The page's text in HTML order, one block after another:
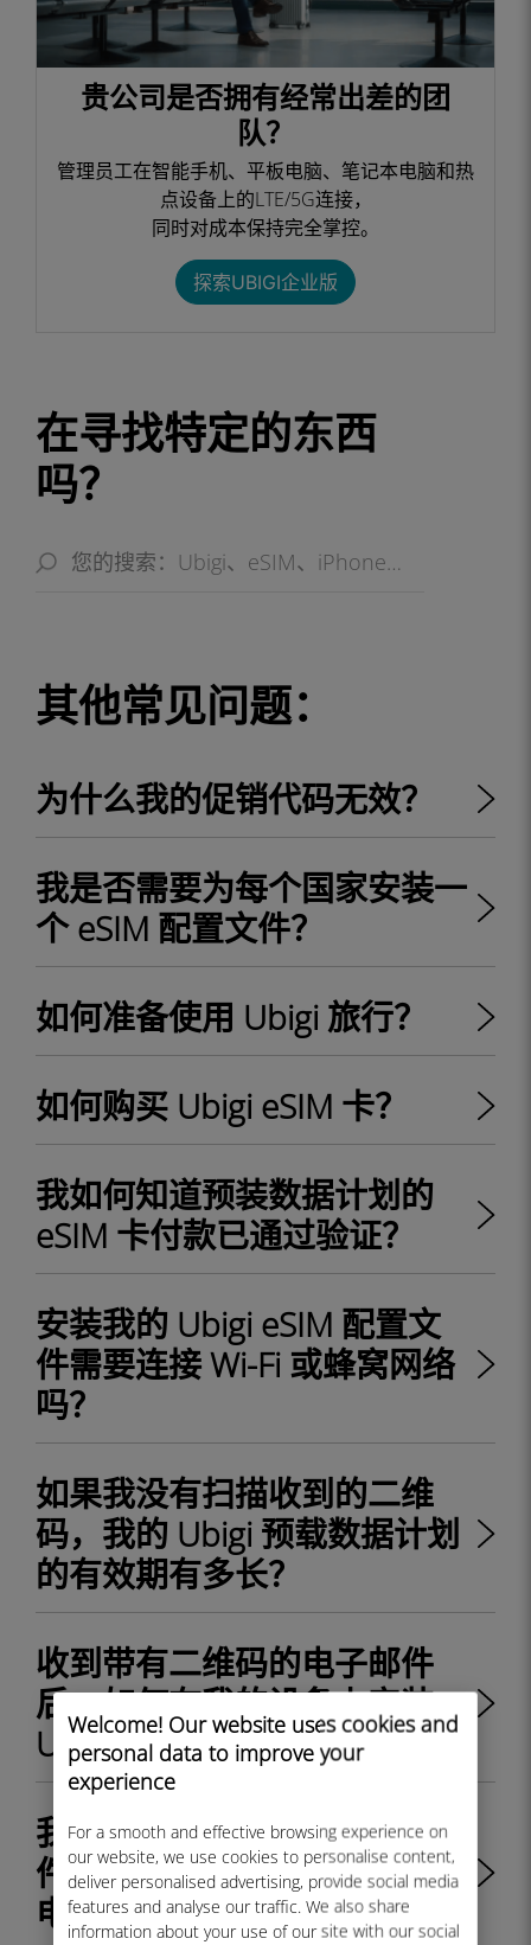
Welcome! Our website uses cookies and
personal data to improve your
experience
For a smooth and effective browsing experience on
our website, we use cookies to personalise content,
deliver personalised advertising, provide social media
features and analyse our traffic. We also share
information about your use of our site with our social
贵公司是否拥有经常出差的团
队？
管理员工在智能手机、平板电脑、笔记本电脑和热
点设备上的LTE/5G连接，
同时对成本保持完全掌控。​
探索UBIGI企业版​
在寻找特定的东西
吗？
其他常见问题：
为什么我的促销代码无效？
我是否需要为每个国家安装一
个 eSIM 配置文件？
如何准备使用 Ubigi 旅行？
如何购买 Ubigi eSIM 卡？
我如何知道预装数据计划的
eSIM 卡付款已通过验证？
安装我的 Ubigi eSIM 配置文
件需要连接 Wi-Fi 或蜂窝网络
吗？
如果我没有扫描收到的二维
码，我的 Ubigi 预载数据计划
的有效期有多长？
收到带有二维码的电子邮件
后，如何在我的设备上安装
Ubigi eSIM 配置文件？
我购买了 Ubigi eSIM 配置文
件，但没有收到带有二维码的
电子邮件。我该怎么办？